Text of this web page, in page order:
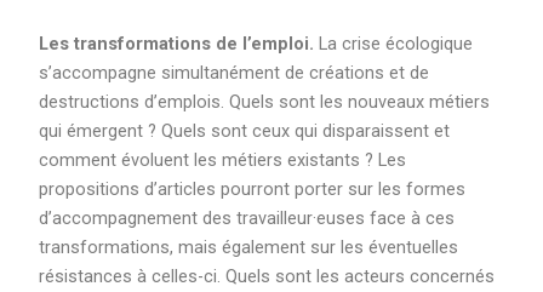
Les transformations de l’emploi. La crise écologique
s’accompagne simultanément de créations et de
destructions d’emplois. Quels sont les nouveaux métiers
qui émergent ? Quels sont ceux qui disparaissent et
comment évoluent les métiers existants ? Les
propositions d’articles pourront porter sur les formes
d’accompagnement des travailleur·euses face à ces
transformations, mais également sur les éventuelles
résistances à celles-ci. Quels sont les acteurs concernés